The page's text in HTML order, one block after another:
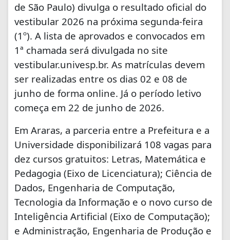
de São Paulo) divulga o resultado oficial do
vestibular 2026 na próxima segunda-feira
(1º). A lista de aprovados e convocados em
1ª chamada será divulgada no site
vestibular.univesp.br. As matrículas devem
ser realizadas entre os dias 02 e 08 de
junho de forma online. Já o período letivo
começa em 22 de junho de 2026.
Em Araras, a parceria entre a Prefeitura e a
Universidade disponibilizará 108 vagas para
dez cursos gratuitos: Letras, Matemática e
Pedagogia (Eixo de Licenciatura); Ciência de
Dados, Engenharia de Computação,
Tecnologia da Informação e o novo curso de
Inteligência Artificial (Eixo de Computação);
e Administração, Engenharia de Produção e